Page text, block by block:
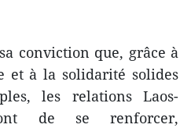
conviction que, grâce à
et à la solidarité solides
les relations Laos-
de se renforcer,